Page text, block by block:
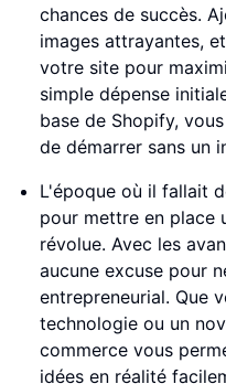
chances de succès.
images attrayantes,
votre site pour
simple dépense
base de Shopify,
de démarrer sans un
L'époque où il fallait
pour mettre en place
révolue. Avec les
aucune excuse pour
entrepreneurial. Que
technologie ou un
commerce vous
idées en réalité